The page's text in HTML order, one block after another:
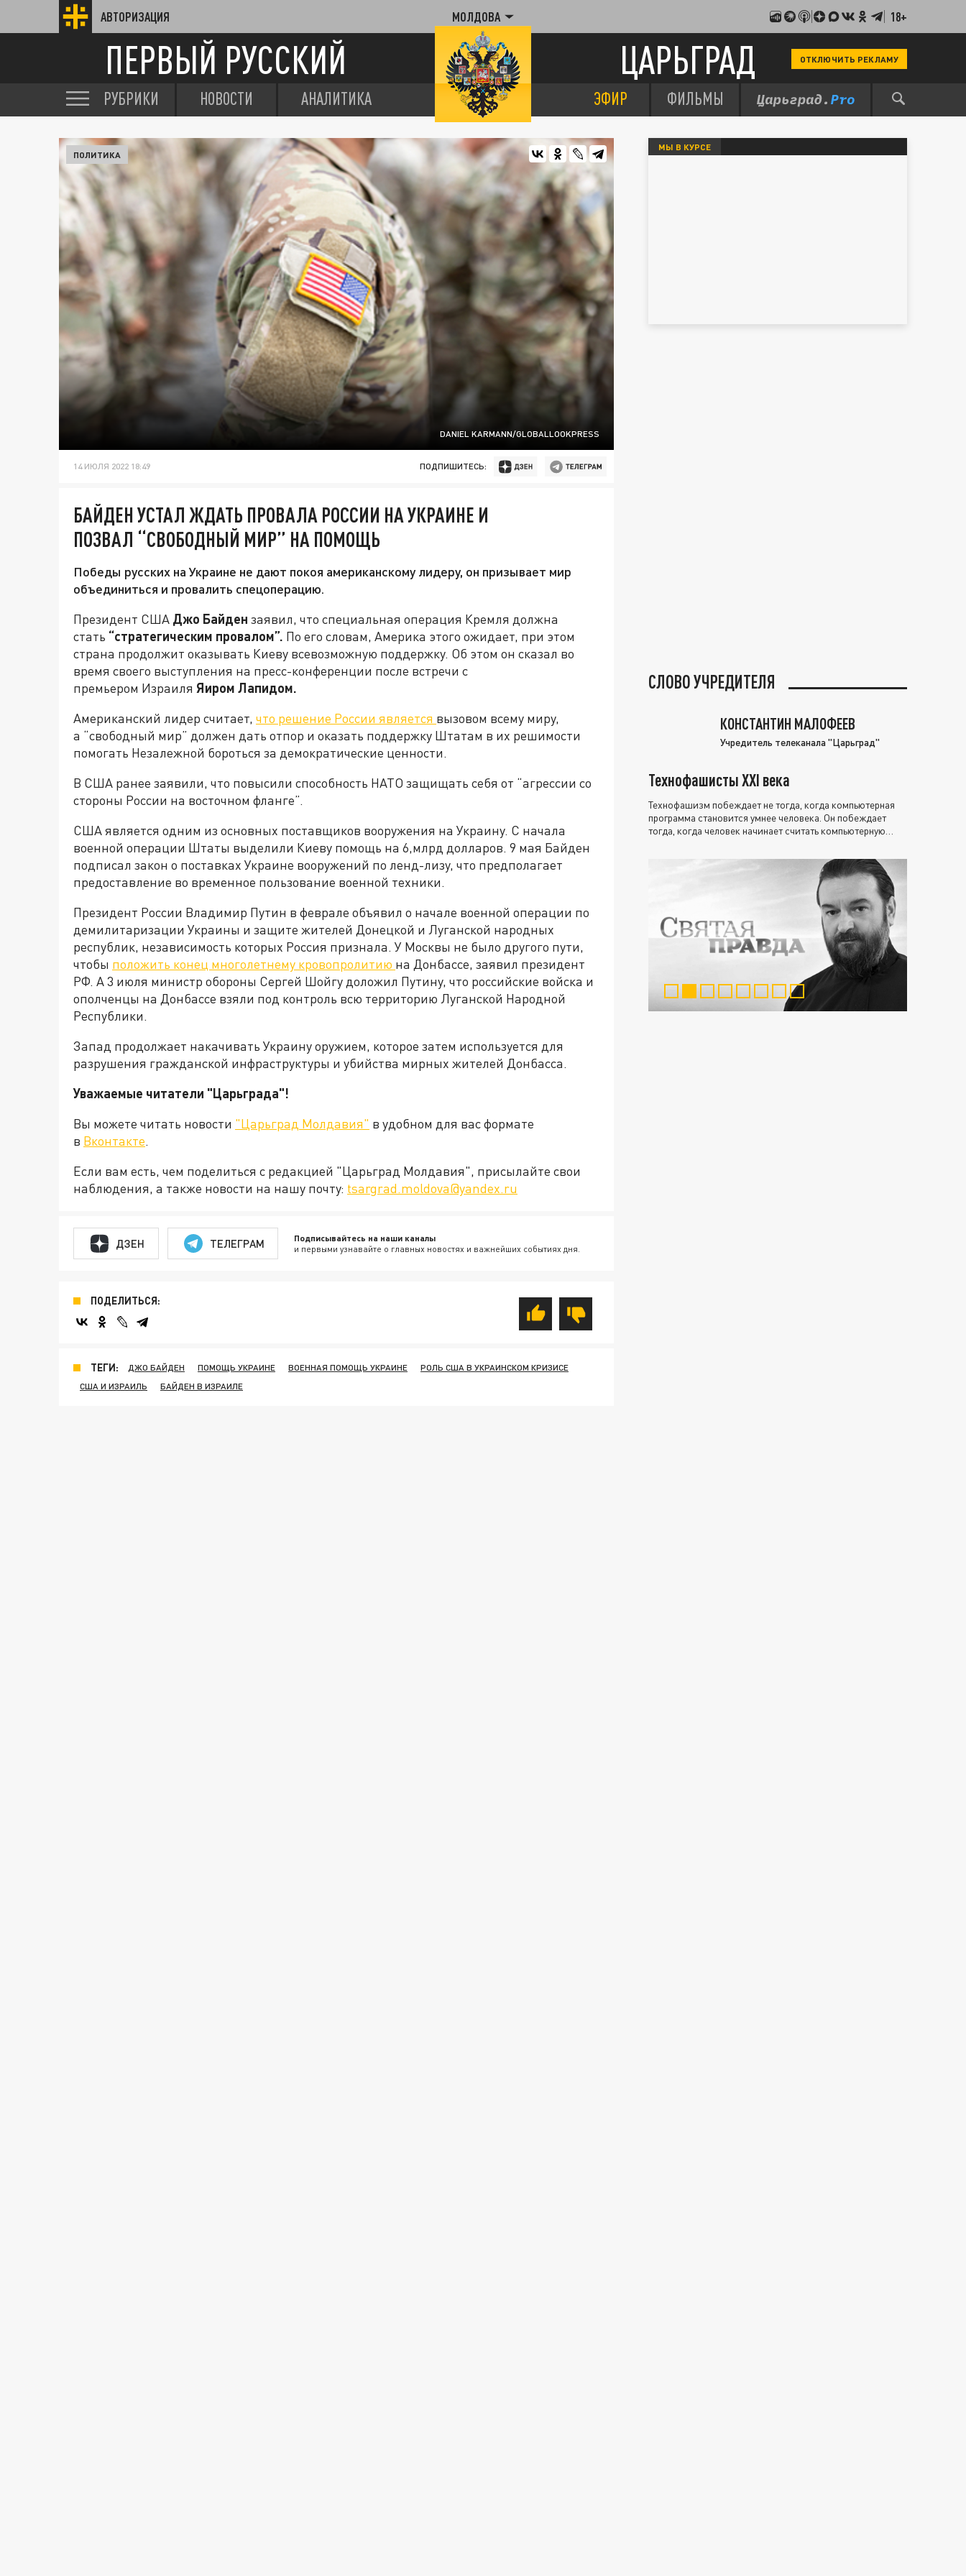
АВТОРИЗАЦИЯ МОЛДОВА 18+
ПЕРВЫЙ РУССКИЙ ЦАРЬГРАД ОТКЛЮЧИТЬ РЕКЛАМУ
РУБРИКИ НОВОСТИ АНАЛИТИКА ЭФИР ФИЛЬМЫ
DANIEL KARMANN/GLOBALLOOKPRESS
ПОЛИТИКА
14 ИЮЛЯ 2022 18:49 ПОДПИШИТЕСЬ:
БАЙДЕН УСТАЛ ЖДАТЬ ПРОВАЛА РОССИИ НА УКРАИНЕ И
ПОЗВАЛ “СВОБОДНЫЙ МИР” НА ПОМОЩЬ
Победы русских на Украине не дают покоя американскому лидеру, он призывает мир
объединиться и провалить спецоперацию.
Президент США Джо Байден заявил, что специальная операция Кремля должна
стать “стратегическим провалом”. По его словам, Америка этого ожидает, при этом
страна продолжит оказывать Киеву всевозможную поддержку. Об этом он сказал во
время своего выступления на пресс-конференции после встречи с
премьером Израиля Яиром Лапидом.
Американский лидер считает, что решение России является вызовом всему миру,
а “свободный мир” должен дать отпор и оказать поддержку Штатам в их решимости
помогать Незалежной бороться за демократические ценности.
В США ранее заявили, что повысили способность НАТО защищать себя от “агрессии со
стороны России на восточном фланге”.
CША является одним из основных поставщиков вооружения на Украину. С начала
военной операции Штаты выделили Киеву помощь на 6,млрд долларов. 9 мая Байден
подписал закон о поставках Украине вооружений по ленд-лизу, что предполагает
предоставление во временное пользование военной техники.
Президент России Владимир Путин в феврале объявил о начале военной операции по
демилитаризации Украины и защите жителей Донецкой и Луганской народных
республик, независимость которых Россия признала. У Москвы не было другого пути,
чтобы положить конец многолетнему кровопролитию на Донбассе, заявил президент
РФ. А 3 июля министр обороны Сергей Шойгу доложил Путину, что российские войска и
ополченцы на Донбассе взяли под контроль всю территорию Луганской Народной
Республики.
Запад продолжает накачивать Украину оружием, которое затем используется для
разрушения гражданской инфраструктуры и убийства мирных жителей Донбасса.
Уважаемые читатели "Царьграда"!
Вы можете читать новости "Царьград Молдавия" в удобном для вас формате
в Вконтакте.
Если вам есть, чем поделиться с редакцией "Царьград Молдавия", присылайте свои
наблюдения, а также новости на нашу почту: tsargrad.moldova@yandex.ru
ДЗЕН ТЕЛЕГРАМ Подписывайтесь на наши каналы
и первыми узнавайте о главных новостях и важнейших событиях дня.
ПОДЕЛИТЬСЯ:
ТЕГИ: ДЖО БАЙДЕН ПОМОЩЬ УКРАИНЕ ВОЕННАЯ ПОМОЩЬ УКРАИНЕ
РОЛЬ США В УКРАИНСКОМ КРИЗИСЕ
США И ИЗРАИЛЬ
БАЙДЕН В ИЗРАИЛЕ
МЫ В КУРСЕ
СЛОВО УЧРЕДИТЕЛЯ
КОНСТАНТИН МАЛОФЕЕВ
Учредитель телеканала "Царьград"
Технофашисты XXI века
Технофашизм побеждает не тогда, когда компьютерная
программа становится умнее человека. Он побеждает
тогда, когда человек начинает считать компьютерную